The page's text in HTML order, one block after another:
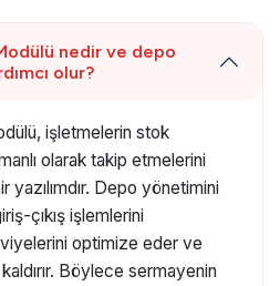
nedir ve depo
olur?
işletmelerin stok
olarak takip etmelerini
yazılımdır. Depo yönetimini
çıkış işlemlerini
optimize eder ve
Böylece sermayenin